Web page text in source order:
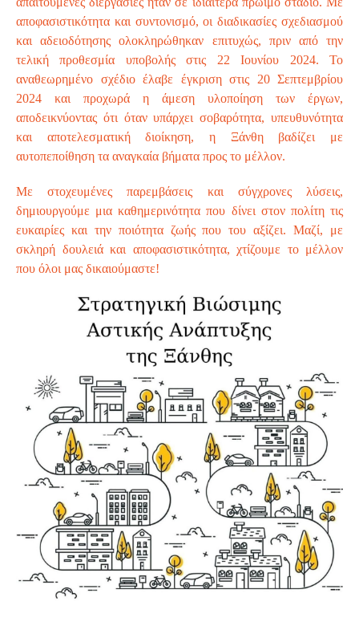
αποφασιστικότητα και συντονισμό, οι διαδικασίες σχεδιασμού
και αδειοδότησης ολοκληρώθηκαν επιτυχώς, πριν από την
τελική προθεσμία υποβολής στις 22 Ιουνίου 2024. Το
αναθεωρημένο σχέδιο έλαβε έγκριση στις 20 Σεπτεμβρίου
2024 και προχωρά η άμεση υλοποίηση των έργων,
αποδεικνύοντας ότι όταν υπάρχει σοβαρότητα, υπευθυνότητα
και αποτελεσματική διοίκηση, η Ξάνθη βαδίζει με
αυτοπεποίθηση τα αναγκαία βήματα προς το μέλλον.
Με στοχευμένες παρεμβάσεις και σύγχρονες λύσεις,
δημιουργούμε μια καθημερινότητα που δίνει στον πολίτη τις
ευκαιρίες και την ποιότητα ζωής που του αξίζει. Μαζί, με
σκληρή δουλειά και αποφασιστικότητα, χτίζουμε το μέλλον
που όλοι μας δικαιούμαστε!